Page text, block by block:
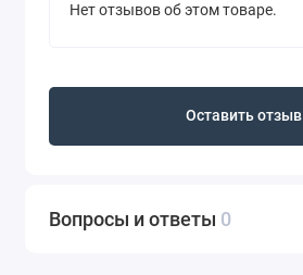
Нет отзывов об этом товаре.
Оставить отзыв
Вопросы и ответы 0